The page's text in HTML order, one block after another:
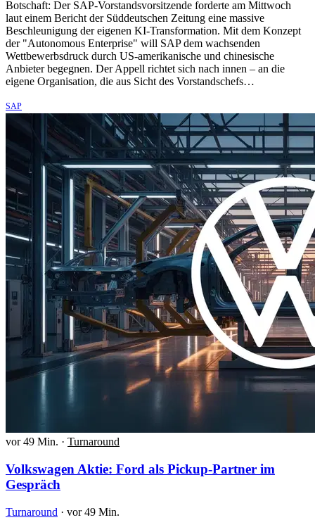
Botschaft: Der SAP-Vorstandsvorsitzende forderte am Mittwoch
laut einem Bericht der Süddeutschen Zeitung eine massive
Beschleunigung der eigenen KI-Transformation. Mit dem Konzept
der "Autonomous Enterprise" will SAP dem wachsenden
Wettbewerbsdruck durch US-amerikanische und chinesische
Anbieter begegnen. Der Appell richtet sich nach innen – an die
eigene Organisation, die aus Sicht des Vorstandschefs…
SAP
vor 49 Min. · Turnaround
Volkswagen Aktie: Ford als Pickup-Partner im
Gespräch
Turnaround · vor 49 Min.